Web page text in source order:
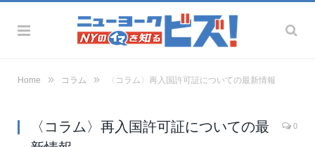
Home » コラム » 〈コラム〉再入国許可証についての最新情報
〈コラム〉再入国許可証についての最
0